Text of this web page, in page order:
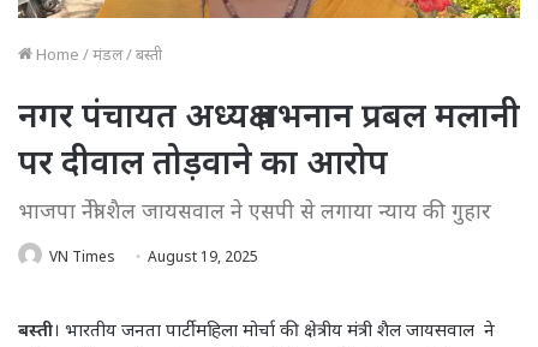
Home /मंडल/बस्ती
नगर पंचायत अध्यक्ष बभनान प्रबल मलानी
पर दीवाल तोड़वाने का आरोप
भाजपा नेत्री शैल जायसवाल ने एसपी से लगाया न्याय की गुहार
VN Times August 19, 2025
बस्ती। भारतीय जनता पार्टी महिला मोर्चा की क्षेत्रीय मंत्री शैल जायसवाल ने